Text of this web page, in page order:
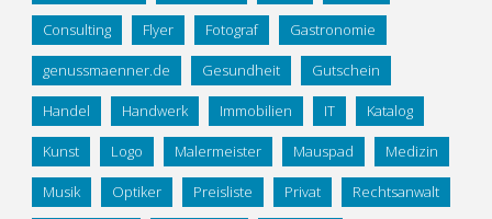
Consulting Flyer Fotograf Gastronomie
genussmaenner.de Gesundheit Gutschein
Handel Handwerk Immobilien IT Katalog
Kunst Logo Malermeister Mauspad Medizin
Musik Optiker Preisliste Privat Rechtsanwalt